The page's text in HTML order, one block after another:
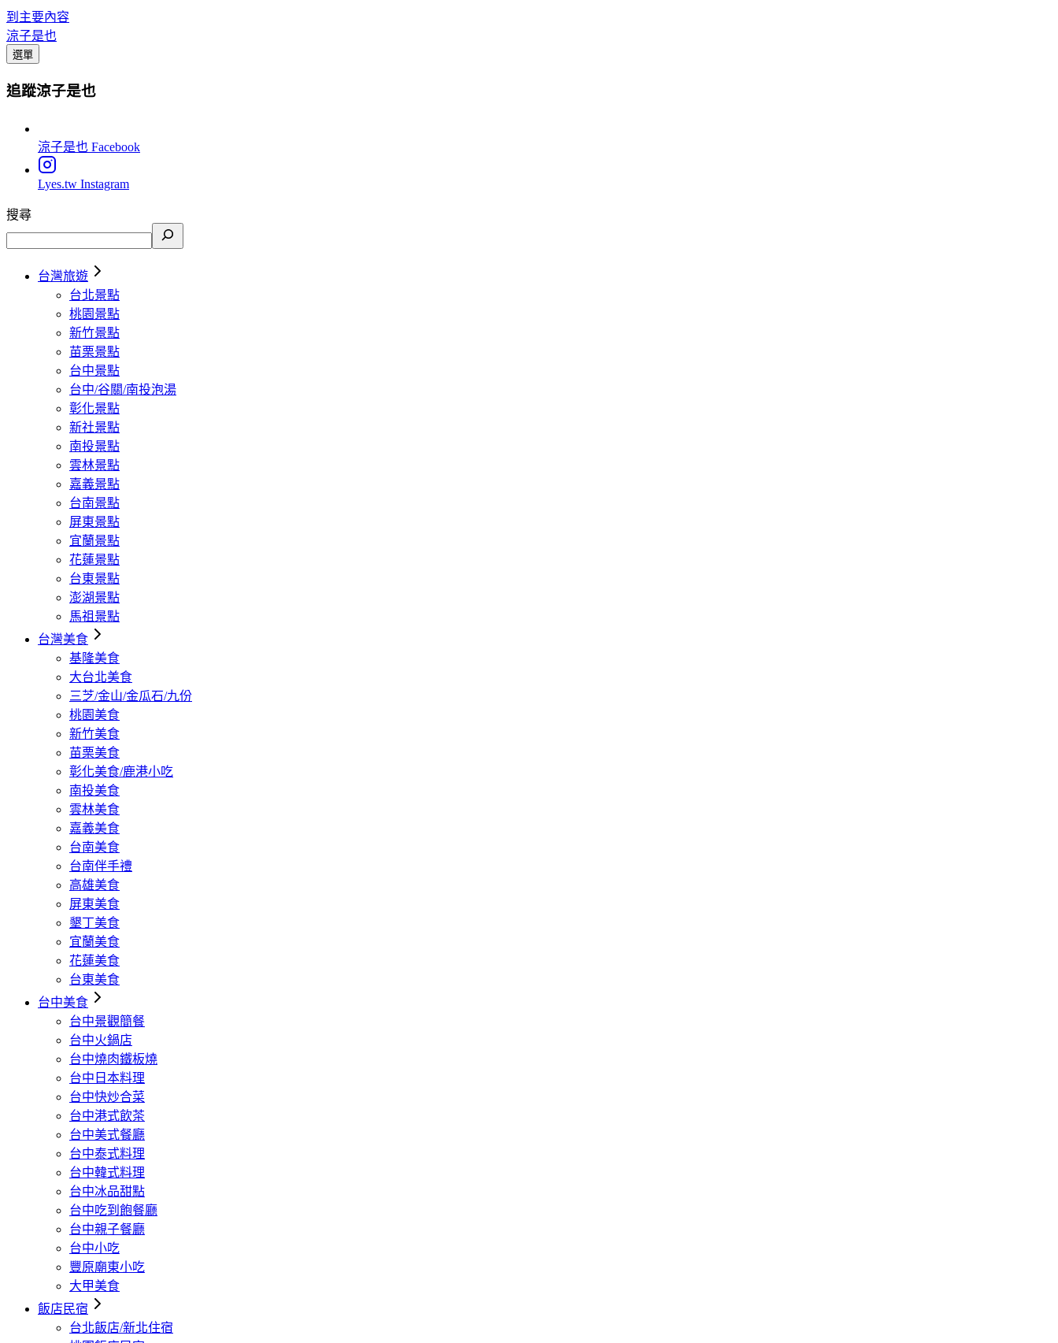
到主要內容
涼子是也
選單
追蹤涼子是也
涼子是也 Facebook
Lyes.tw Instagram
搜尋
台灣旅遊
台北景點
桃園景點
新竹景點
苗栗景點
台中景點
台中/谷關/南投泡湯
彰化景點
新社景點
南投景點
雲林景點
嘉義景點
台南景點
屏東景點
宜蘭景點
花蓮景點
台東景點
澎湖景點
馬祖景點
台灣美食
基隆美食
大台北美食
三芝/金山/金瓜石/九份
桃園美食
新竹美食
苗栗美食
彰化美食/鹿港小吃
南投美食
雲林美食
嘉義美食
台南美食
台南伴手禮
高雄美食
屏東美食
墾丁美食
宜蘭美食
花蓮美食
台東美食
台中美食
台中景觀簡餐
台中火鍋店
台中燒肉鐵板燒
台中日本料理
台中快炒合菜
台中港式飲茶
台中美式餐廳
台中泰式料理
台中韓式料理
台中冰品甜點
台中吃到飽餐廳
台中親子餐廳
台中小吃
豐原廟東小吃
大甲美食
飯店民宿
台北飯店/新北住宿